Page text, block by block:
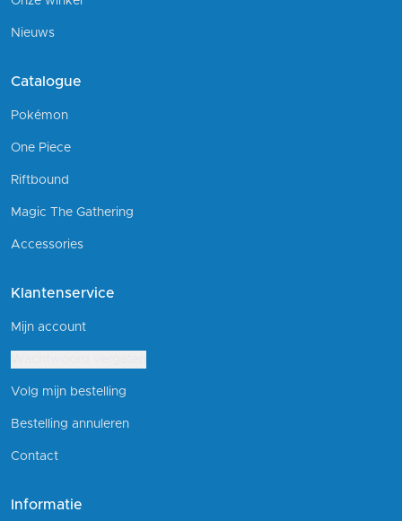
Nieuws
Catalogue
Pokémon
One Piece
Riftbound
Magic The Gathering
Accessories
Klantenservice
Mijn account
Volg mijn bestelling
Bestelling annuleren
Contact
Informatie